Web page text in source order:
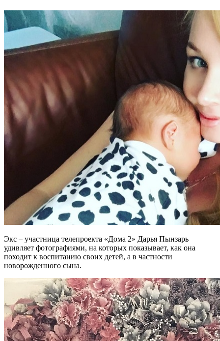
Экс – участница телепроекта «Дома 2» Дарья Пынзарь
удивляет фотографиями, на которых показывает, как она
походит к воспитанию своих детей, а в частности
новорожденного сына.